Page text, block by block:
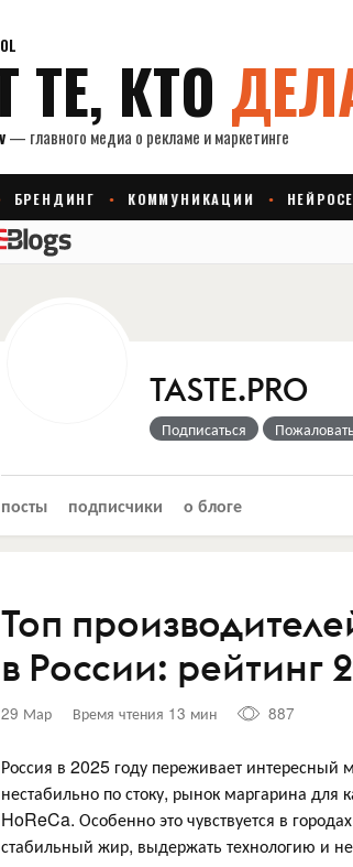
TASTE.PRO
Подписаться
посты подписчики о блоге
Топ
в России: рейтинг
29 Мар Время чтения 13 мин 887
Россия в 2025 году переживает интересный
нестабильно по стоку, рынок маргарина для
HoReCa. Особенно это чувствуется в
стабильный жир, выдержать технологию и